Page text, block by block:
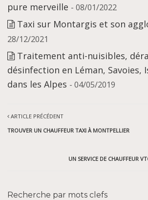
pure merveille - 08/01/2022
Taxi sur Montargis et son
28/12/2021
Traitement anti-nuisibles,
désinfection en Léman, Savoies,
dans les Alpes - 04/05/2019
ARTICLE PRÉCÉDENT
TROUVER UN CHAUFFEUR TAXI À MONTPELLIER
UN SERVICE DE CHAUFFEUR
Recherche par mots clefs